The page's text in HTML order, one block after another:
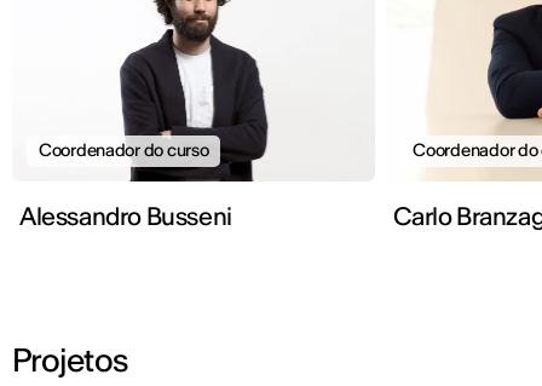
Coordenador do curso
Alessandro Busseni
Coordenador do
Carlo
Projetos